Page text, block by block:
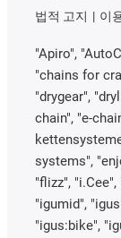
법적 고지
이
"Apiro",
"chains for
"drygear",
chain", "e-
systems",
"flizz",
"igumid",
"igus:bike",